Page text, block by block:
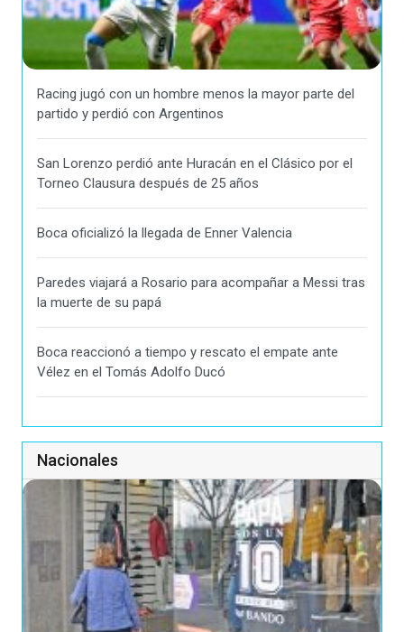
Racing jugó con un hombre menos la mayor parte del
partido y perdió con Argentinos
San Lorenzo perdió ante Huracán en el Clásico por el
Torneo Clausura después de 25 años
Boca oficializó la llegada de Enner Valencia
Paredes viajará a Rosario para acompañar a Messi tras
la muerte de su papá
Boca reaccionó a tiempo y rescato el empate ante
Vélez en el Tomás Adolfo Ducó
Nacionales